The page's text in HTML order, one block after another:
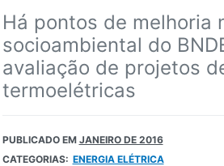
Há pontos de melhoria
socioambiental do
avaliação de projetos
termoelétricas
PUBLICADO EM JANEIRO DE 2016
CATEGORIAS: ENERGIA ELÉTRICA